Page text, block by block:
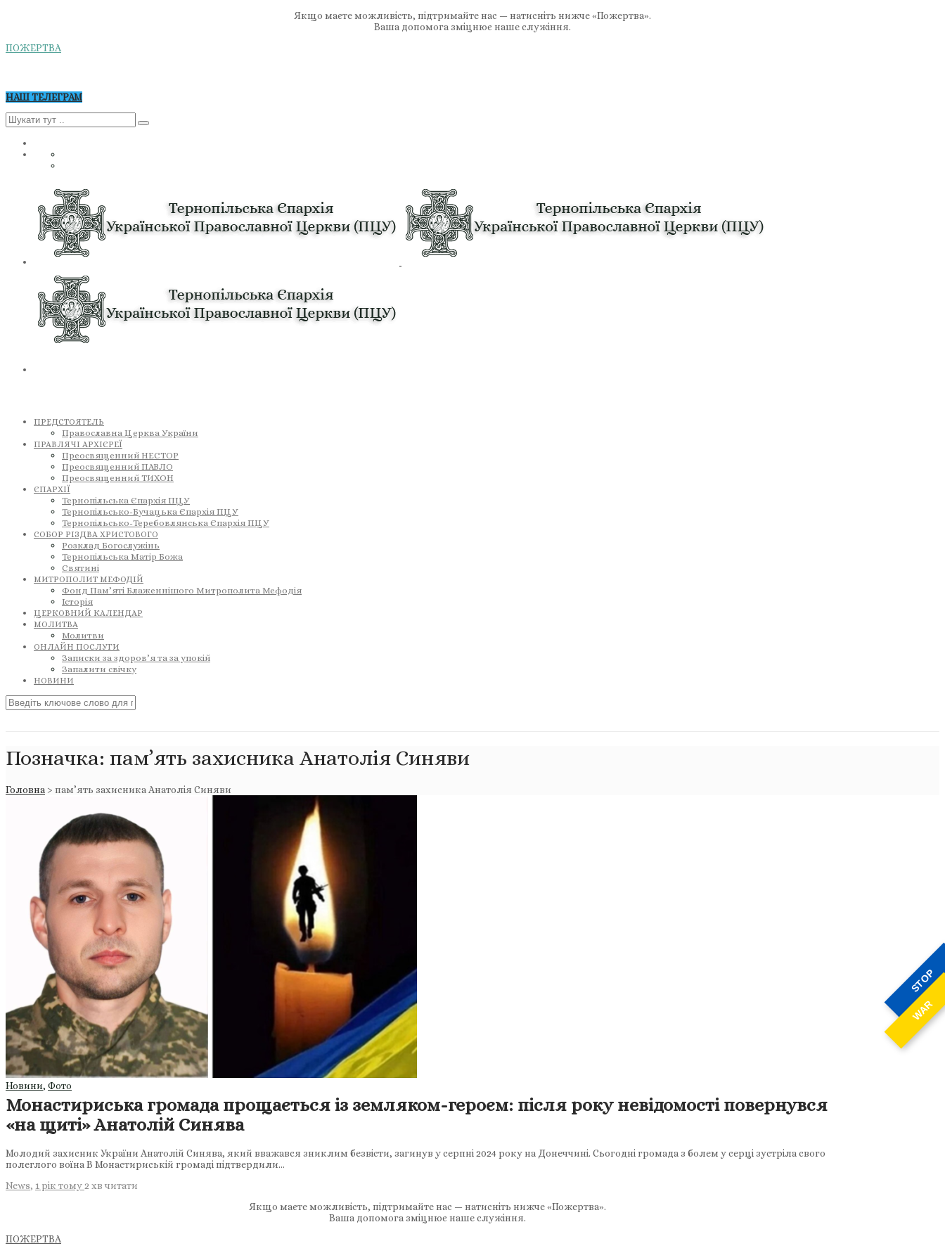
STOP
WAR
Якщо маєте можливість, підтримайте нас — натисніть нижче «Пожертва».
Ваша допомога зміцнює наше служіння.
ПОЖЕРТВА
НАШ ТЕЛЕГРАМ
ПРЕДСТОЯТЕЛЬ
Православна Церква України
ПРАВЛЯЧІ АРХІЄРЕЇ
Преосвященний НЕСТОР
Преосвященний ПАВЛО
Преосвященний ТИХОН
ЄПАРХІЇ
Тернопільська Єпархія ПЦУ
Тернопільсько-Бучацька Єпархія ПЦУ
Тернопільсько-Теребовлянська Єпархія ПЦУ
СОБОР РІЗДВА ХРИСТОВОГО
Розклад Богослужінь
Тернопільська Матір Божа
Святині
МИТРОПОЛИТ МЕФОДІЙ
Фонд Пам’яті Блаженнішого Митрополита Мефодія
Історія
ЦЕРКОВНИЙ КАЛЕНДАР
МОЛИТВА
Молитви
ОНЛАЙН ПОСЛУГИ
Записки за здоров’я та за упокій
Запалити свічку
НОВИНИ
Позначка: пам’ять захисника Анатолія Синяви
Головна > пам’ять захисника Анатолія Синяви
Новини, Фото
Монастириська громада прощається із земляком-героєм: після року невідомості повернувся
«на щиті» Анатолій Синява
Молодий захисник України Анатолій Синява, який вважався зниклим безвісти, загинув у серпні 2024 року на Донеччині. Сьогодні громада з болем у серці зустріла свого
полеглого воїна В Монастириській громаді підтвердили…
News, 1 рік тому 2 хв читати
Якщо маєте можливість, підтримайте нас — натисніть нижче «Пожертва».
Ваша допомога зміцнює наше служіння.
ПОЖЕРТВА